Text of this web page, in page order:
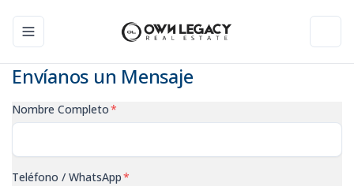
Toggle navigation menu
Envíanos un Mensaje
Nombre Completo*
Teléfono / WhatsApp*